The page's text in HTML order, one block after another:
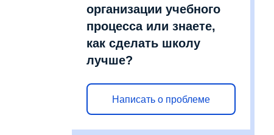
организации учебного
процесса или знаете,
как сделать школу
лучше?
Написать о проблеме